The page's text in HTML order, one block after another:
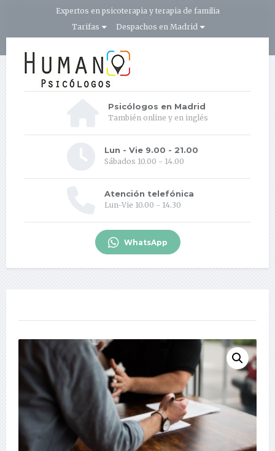
Expertos en psicoterapia y terapia de familia
Tarifas
Despachos en Madrid
Psicólogos en Madrid
También online y en inglés
Lun - Vie 9.00 - 21.00
Sábados 10.00 - 14.00
Atención telefónica
Lun-Vie 10.00 - 14.30
WhatsApp